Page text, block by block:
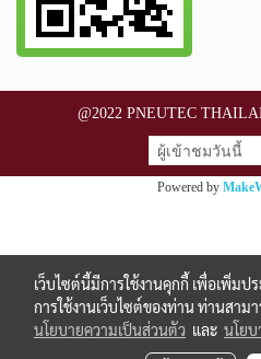
@2022 PNEUTEC
ผู้เข้าชมวันนี้
Powered by
เว็บไซต์นี้มีการใช้งานคุกกี้ เพื่อเพิ่ม
การใช้งานเว็บไซต์ของท่าน ท่านสาม
นโยบายความเป็นส่วนตัว และ นโย